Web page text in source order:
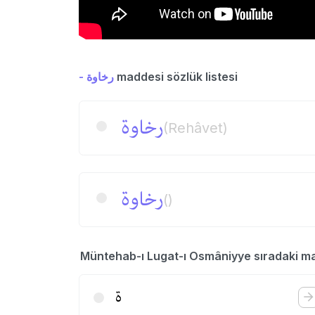
- رخاوة maddesi sözlük listesi
رخاوة(Rehâvet)
رخاوة()
Müntehab-ı Lugat-ı Osmâniyye sıradaki
ة